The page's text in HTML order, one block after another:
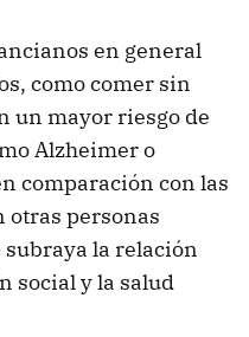
en general
como comer sin
un mayor riesgo de
Alzheimer o
comparación con las
otras personas
la relación
social y la salud